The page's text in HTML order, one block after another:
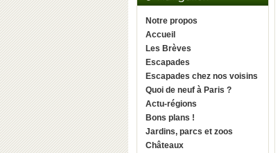
Notre propos
Accueil
Les Brèves
Escapades
Escapades chez nos voisins
Quoi de neuf à Paris ?
Actu-régions
Bons plans !
Jardins, parcs et zoos
Châteaux